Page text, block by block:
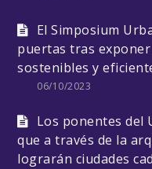
El Simposium
puertas tras
sostenibles y
06/10/2023
Los ponentes del
que a través de la
lograrán ciudades